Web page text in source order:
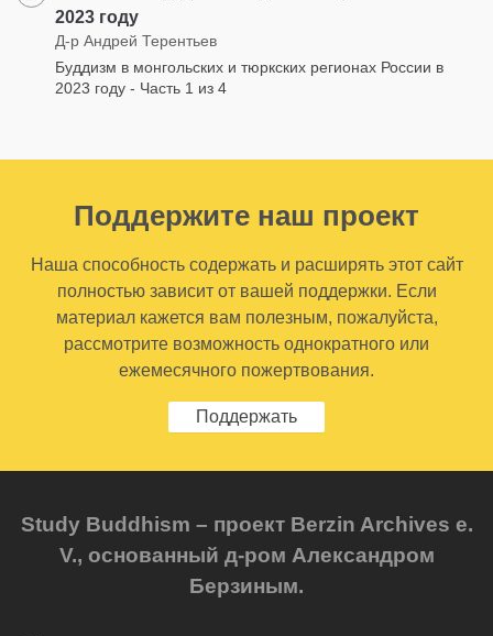
2023 году
Д-р Андрей Терентьев
Буддизм в монгольских и тюркских регионах России в
2023 году - Часть 1 из 4
Поддержите наш проект
Наша способность содержать и расширять этот сайт
полностью зависит от вашей поддержки. Если
материал кажется вам полезным, пожалуйста,
рассмотрите возможность однократного или
ежемесячного пожертвования.
Поддержать
Study Buddhism – проект Berzin Archives e.
V., основанный д-ром Александром
Берзиным.